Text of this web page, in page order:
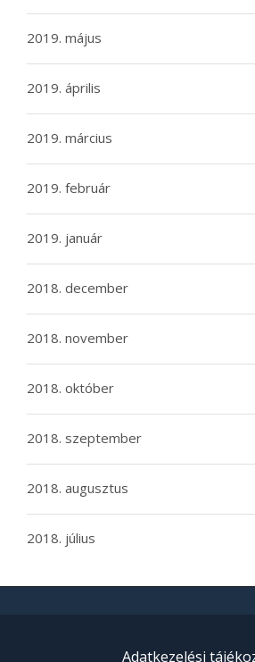
2019. május
2019. április
2019. március
2019. február
2019. január
2018. december
2018. november
2018. október
2018. szeptember
2018. augusztus
2018. július
Adatkezelési